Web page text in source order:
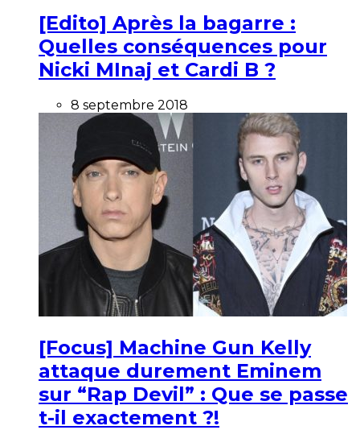
[Edito] Après la bagarre :
Quelles conséquences pour
Nicki MInaj et Cardi B ?
8 septembre 2018
[Focus] Machine Gun Kelly
attaque durement Eminem
sur “Rap Devil” : Que se passe
t-il exactement ?!